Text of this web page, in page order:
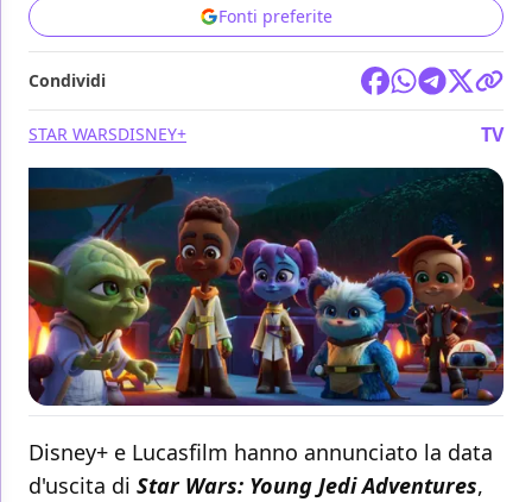
Fonti preferite
Condividi
STAR WARSDISNEY+ TV
Disney+ e Lucasfilm hanno annunciato la data
d'uscita di Star Wars: Young Jedi Adventures,